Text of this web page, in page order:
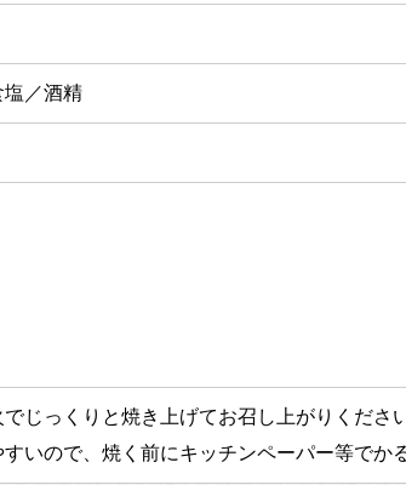
塩／酒精
じっくりと焼き上げてお召し上がりくださ
いので、焼く前にキッチンペーパー等でか